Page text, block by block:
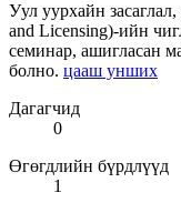
Уул уурхайн
and Licensing)-ийн
семинар, ашигласан
болно. цааш унших
Дагагчид
0
Өгөгдлийн бүрдлүүд
1